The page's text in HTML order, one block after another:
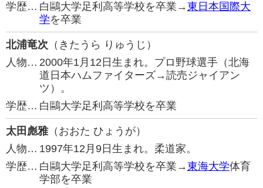
学歴… 白鷗大学足利高等学校を卒業→東日本国際大
学を卒業
北浦竜次 （きたうら りゅうじ）
人物… 2000年1月12日生まれ。プロ野球選手（北海
道日本ハムファイターズ→読売ジャイアン
ツ）。
学歴… 白鷗大学足利高等学校を卒業
太田彪雅（おおた ひょうが）
人物… 1997年12月9日生まれ。柔道家。
学歴… 白鷗大学足利高等学校を卒業→東海大学体育
学部を卒業